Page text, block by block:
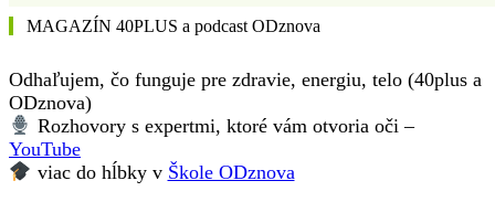
MAGAZÍN 40PLUS a podcast ODznova
Odhaľujem, čo funguje pre zdravie, energiu, telo (40plus a
ODznova)
Rozhovory s expertmi, ktoré vám otvoria oči –
YouTube
viac do hĺbky v Škole ODznova